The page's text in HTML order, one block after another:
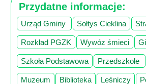
Przydatne informacje:
Urząd Gminy Sołtys Cieklina
Rozkład PGZK Wywóz śmieci
Szkoła Podstawowa Przedszkole
Muzeum Biblioteka Leśniczy